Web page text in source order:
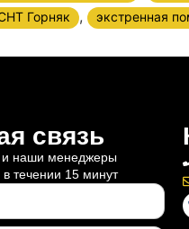
Горняк , экстренная
связь
и наши менеджеры
течении 15 минут